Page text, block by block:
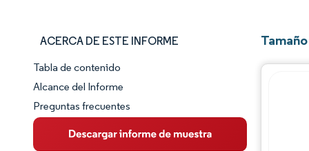
ACERCA DE ESTE INFORME
Panorama del Mercado
Visión General del Mercado
Tendencias Principales del Mercado
Tabla de contenido
Alcance del Informe
Preguntas frecuentes